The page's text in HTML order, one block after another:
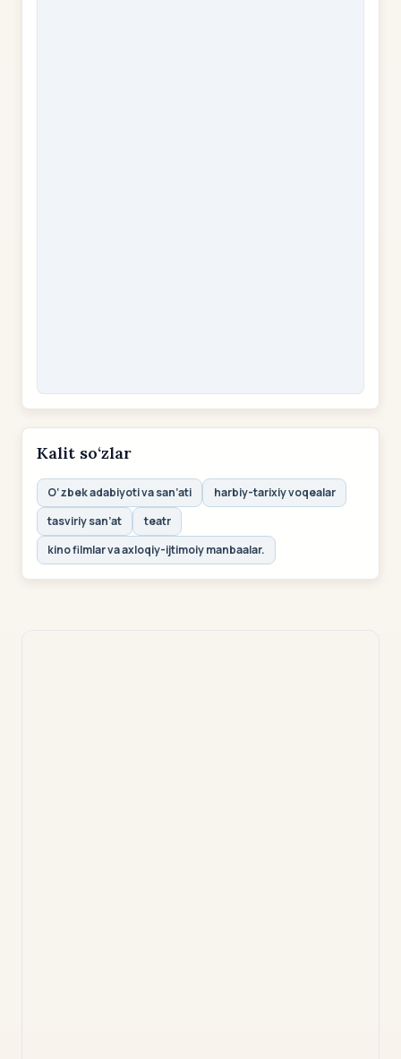
Kalit so‘zlar
O‘zbek adabiyoti va san’ati
harbiy-tarixiy voqealar
tasviriy san’at
teatr
kino filmlar va axloqiy-ijtimoiy manbaalar.